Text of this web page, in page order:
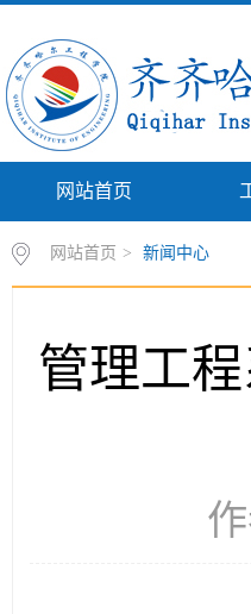
网站首页
网站首页 > 新闻中心
管理工